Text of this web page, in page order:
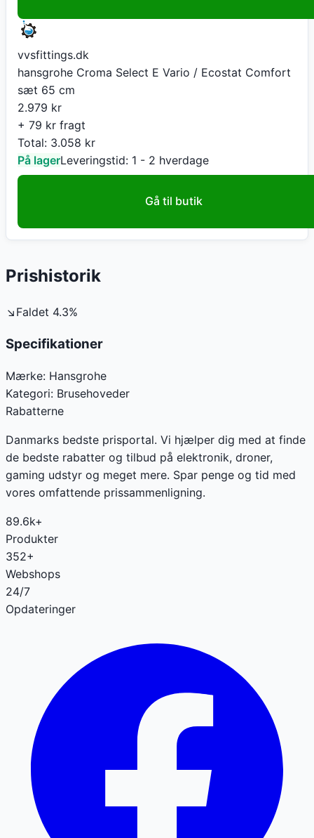
vvsfittings.dk
hansgrohe Croma Select E Vario / Ecostat Comfort
sæt 65 cm
2.979 kr
+ 79 kr fragt
Total: 3.058 kr
På lagerLeveringstid: 1 - 2 hverdage
Gå til butik
Prishistorik
↘ Faldet 4.3%
Specifikationer
Mærke: Hansgrohe
Kategori: Brusehoveder
Rabatterne
Danmarks bedste prisportal. Vi hjælper dig med at finde
de bedste rabatter og tilbud på elektronik, droner,
gaming udstyr og meget mere. Spar penge og tid med
vores omfattende prissammenligning.
89.6k+
Produkter
352+
Webshops
24/7
Opdateringer